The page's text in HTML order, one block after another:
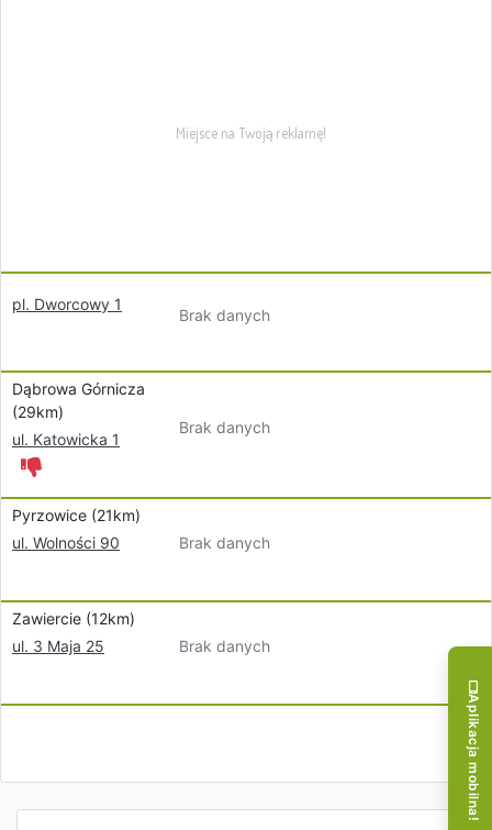
pl. Dworcowy 1
Brak danych
Dąbrowa Górnicza
(29km)
ul. Katowicka 1
Brak danych
Pyrzowice (21km)
ul. Wolności 90
Brak danych
Zawiercie (12km)
ul. 3 Maja 25
Brak danych
Aplikacja mobilna!